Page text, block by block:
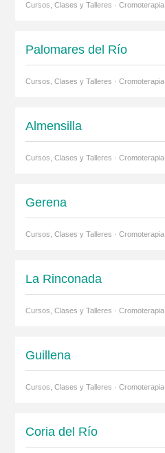
Cursos, Clases y Talleres · Cromoterapia
Palomares del Río
Cursos, Clases y Talleres · Cromoterapia
Almensilla
Cursos, Clases y Talleres · Cromoterapia
Gerena
Cursos, Clases y Talleres · Cromoterapia
La Rinconada
Cursos, Clases y Talleres · Cromoterapia
Guillena
Cursos, Clases y Talleres · Cromoterapia
Coria del Río